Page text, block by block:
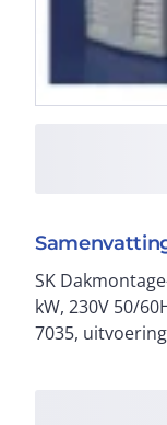
SK
kW, 230V 50/
7035,